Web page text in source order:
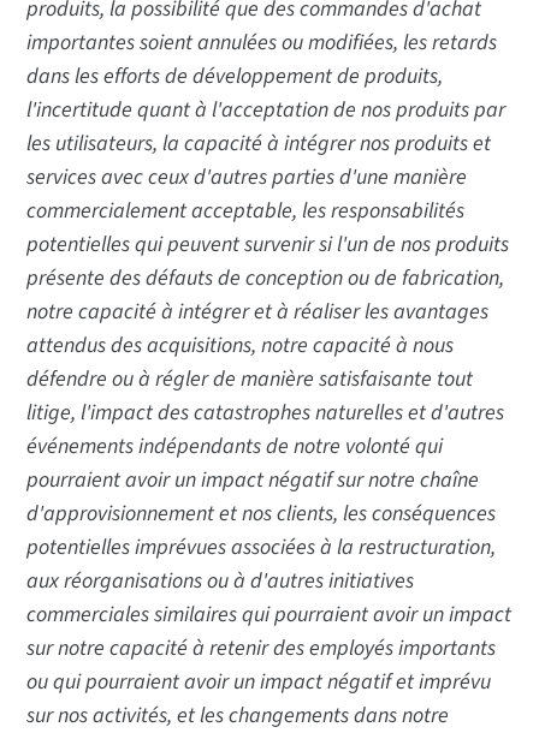
produits, la possibilité que des commandes d'achat
importantes soient annulées ou modifiées, les retards
dans les efforts de développement de produits,
l'incertitude quant à l'acceptation de nos produits par
les utilisateurs, la capacité à intégrer nos produits et
services avec ceux d'autres parties d'une manière
commercialement acceptable, les responsabilités
potentielles qui peuvent survenir si l'un de nos produits
présente des défauts de conception ou de fabrication,
notre capacité à intégrer et à réaliser les avantages
attendus des acquisitions, notre capacité à nous
défendre ou à régler de manière satisfaisante tout
litige, l'impact des catastrophes naturelles et d'autres
événements indépendants de notre volonté qui
pourraient avoir un impact négatif sur notre chaîne
d'approvisionnement et nos clients, les conséquences
potentielles imprévues associées à la restructuration,
aux réorganisations ou à d'autres initiatives
commerciales similaires qui pourraient avoir un impact
sur notre capacité à retenir des employés importants
ou qui pourraient avoir un impact négatif et imprévu
sur nos activités, et les changements dans notre